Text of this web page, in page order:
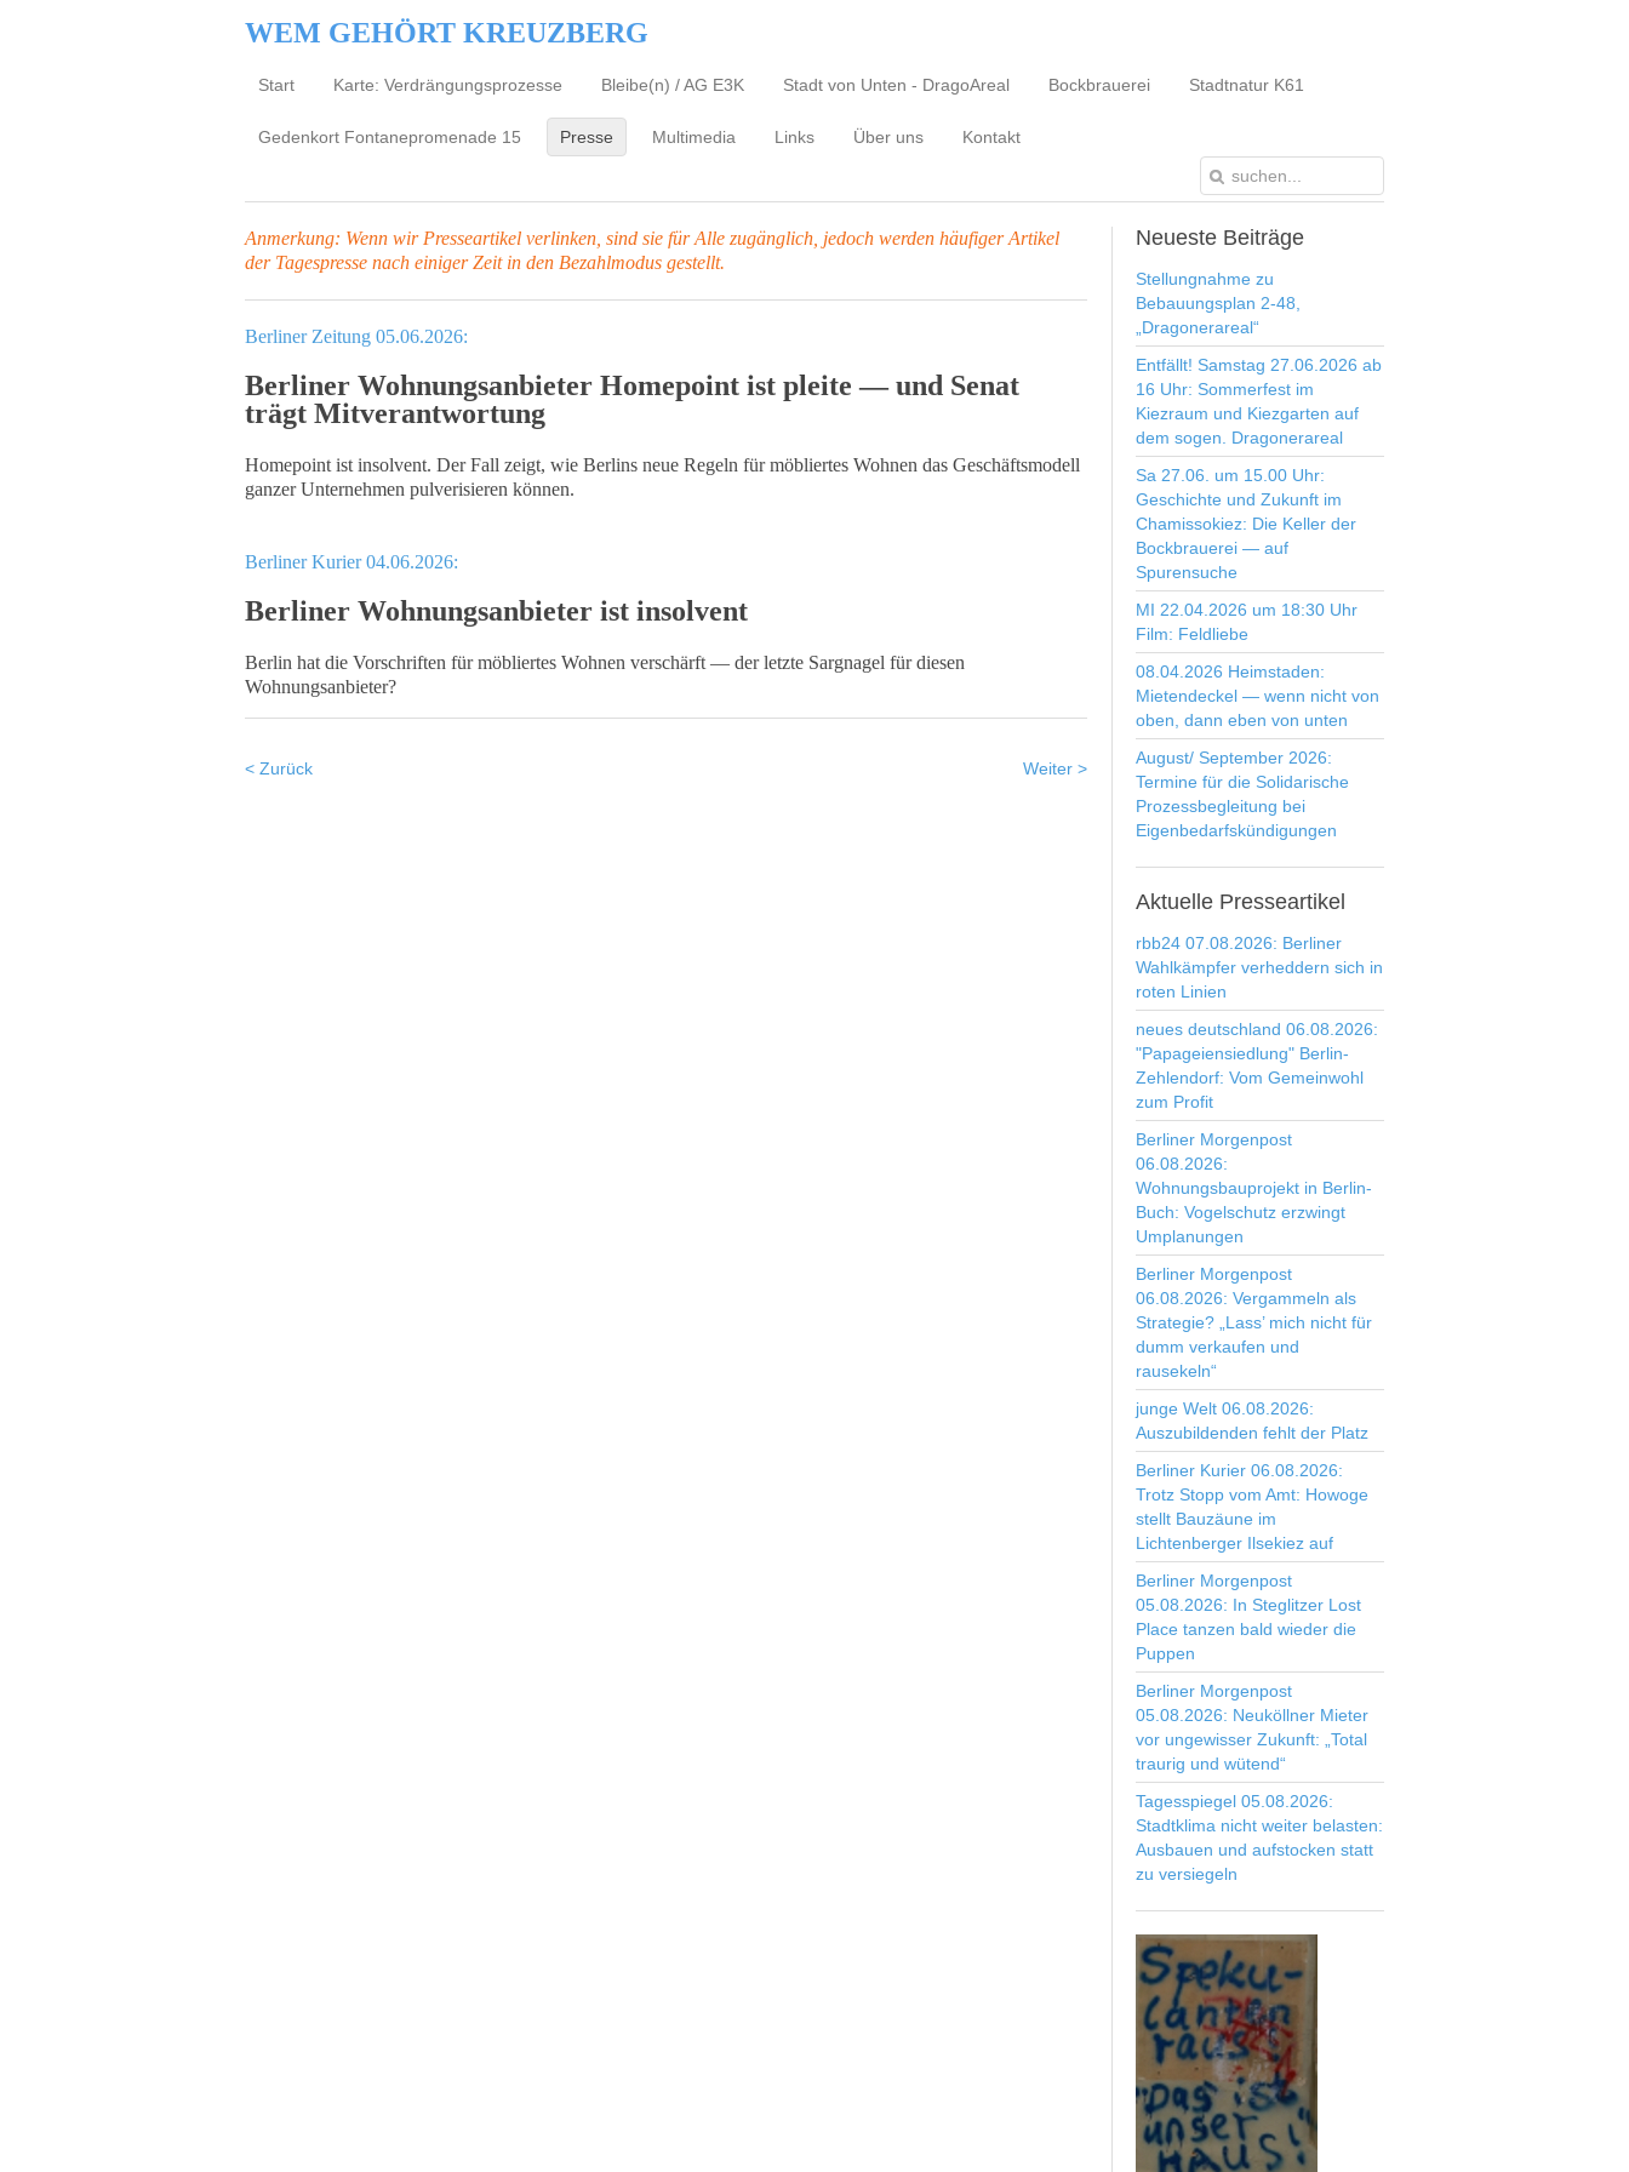
WEM GEHÖRT KREUZBERG
Start Karte: Verdrängungsprozesse Bleibe(n) / AG E3K Stadt von Unten - DragoAreal Bockbrauerei Stadtnatur K61
Gedenkort Fontanepromenade 15 Presse Multimedia Links Über uns Kontakt
Anmerkung: Wenn wir Presseartikel verlinken, sind sie für Alle zugänglich, jedoch werden häufiger Artikel
der Tagespresse nach einiger Zeit in den Bezahlmodus gestellt.
Berliner Zeitung 05.06.2026:
Berliner Wohnungsanbieter Homepoint ist pleite — und Senat
trägt Mitverantwortung
Homepoint ist insolvent. Der Fall zeigt, wie Berlins neue Regeln für möbliertes Wohnen das Geschäftsmodell
ganzer Unternehmen pulverisieren können.
Berliner Kurier 04.06.2026:
Berliner Wohnungsanbieter ist insolvent
Berlin hat die Vorschriften für möbliertes Wohnen verschärft — der letzte Sargnagel für diesen
Wohnungsanbieter?
< Zurück Weiter >
Neueste Beiträge
Stellungnahme zu
Bebauungsplan 2-48,
„Dragonerareal“
Entfällt! Samstag 27.06.2026 ab
16 Uhr: Sommerfest im
Kiezraum und Kiezgarten auf
dem sogen. Dragonerareal
Sa 27.06. um 15.00 Uhr:
Geschichte und Zukunft im
Chamissokiez: Die Keller der
Bockbrauerei — auf
Spurensuche
MI 22.04.2026 um 18:30 Uhr
Film: Feldliebe
08.04.2026 Heimstaden:
Mietendeckel — wenn nicht von
oben, dann eben von unten
August/ September 2026:
Termine für die Solidarische
Prozessbegleitung bei
Eigenbedarfskündigungen
Aktuelle Presseartikel
rbb24 07.08.2026: Berliner
Wahlkämpfer verheddern sich in
roten Linien
neues deutschland 06.08.2026:
"Papageiensiedlung" Berlin-
Zehlendorf: Vom Gemeinwohl
zum Profit
Berliner Morgenpost
06.08.2026:
Wohnungsbauprojekt in Berlin-
Buch: Vogelschutz erzwingt
Umplanungen
Berliner Morgenpost
06.08.2026: Vergammeln als
Strategie? „Lass’ mich nicht für
dumm verkaufen und
rausekeln“
junge Welt 06.08.2026:
Auszubildenden fehlt der Platz
Berliner Kurier 06.08.2026:
Trotz Stopp vom Amt: Howoge
stellt Bauzäune im
Lichtenberger Ilsekiez auf
Berliner Morgenpost
05.08.2026: In Steglitzer Lost
Place tanzen bald wieder die
Puppen
Berliner Morgenpost
05.08.2026: Neuköllner Mieter
vor ungewisser Zukunft: „Total
traurig und wütend“
Tagesspiegel 05.08.2026:
Stadtklima nicht weiter belasten:
Ausbauen und aufstocken statt
zu versiegeln